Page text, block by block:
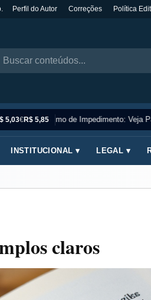
Perfil do Autor Correções Política
5,03€R$ 5,85
Sinônimo de Impedimento: Veja
INSTITUCIONAL ▾ LEGAL ▾
claros